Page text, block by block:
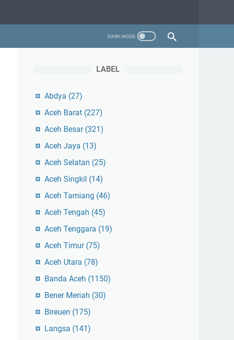
LABEL
Abdya (27)
Aceh Barat (227)
Aceh Besar (321)
Aceh Jaya (13)
Aceh Selatan (25)
Aceh Singkil (14)
Aceh Tamiang (46)
Aceh Tengah (45)
Aceh Tenggara (19)
Aceh Timur (75)
Aceh Utara (78)
Banda Aceh (1150)
Bener Meriah (30)
Bireuen (175)
Langsa (141)